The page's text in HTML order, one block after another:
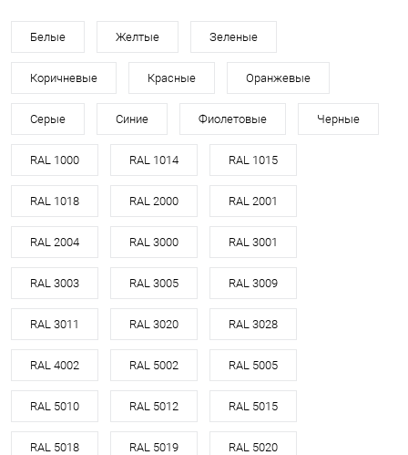
Белые Желтые Зеленые
Коричневые Красные Оранжевые
Серые Синие Фиолетовые Черные
RAL 1000 RAL 1014 RAL 1015
RAL 1018 RAL 2000 RAL 2001
RAL 2004 RAL 3000 RAL 3001
RAL 3003 RAL 3005 RAL 3009
RAL 3011 RAL 3020 RAL 3028
RAL 4002 RAL 5002 RAL 5005
RAL 5010 RAL 5012 RAL 5015
RAL 5018 RAL 5019 RAL 5020